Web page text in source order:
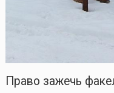
Право зажечь